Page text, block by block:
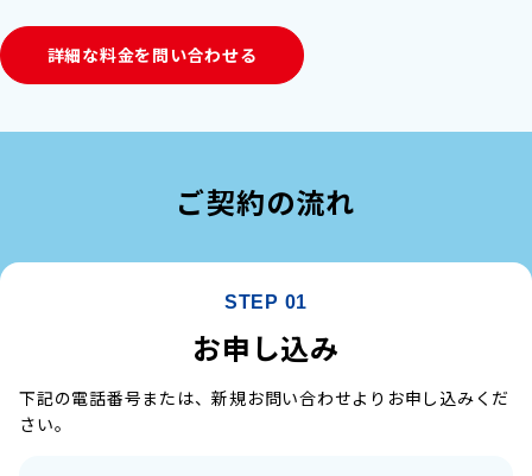
詳細な料金を問い合わせる
ご契約の流れ
STEP 01
お申し込み
下記の電話番号または、新規お問い​合わせよりお申し込みくだ
さい。